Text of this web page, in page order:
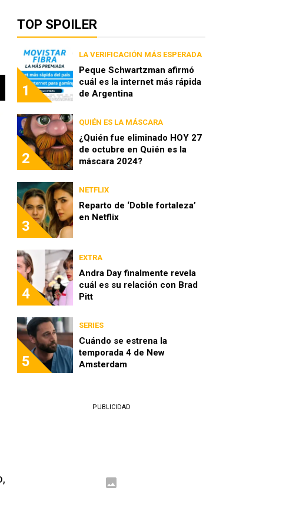
TOP SPOILER
1
LA VERIFICACIÓN MÁS ESPERADA
Peque Schwartzman afirmó
cuál es la internet más rápida
de Argentina
2
QUIÉN ES LA MÁSCARA
¿Quién fue eliminado HOY 27
de octubre en Quién es la
máscara 2024?
3
NETFLIX
Reparto de ‘Doble fortaleza’
en Netflix
4
EXTRA
Andra Day finalmente revela
cuál es su relación con Brad
Pitt
5
SERIES
Cuándo se estrena la
temporada 4 de New
Amsterdam
PUBLICIDAD